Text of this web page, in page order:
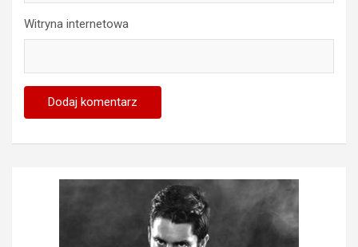
Witryna internetowa